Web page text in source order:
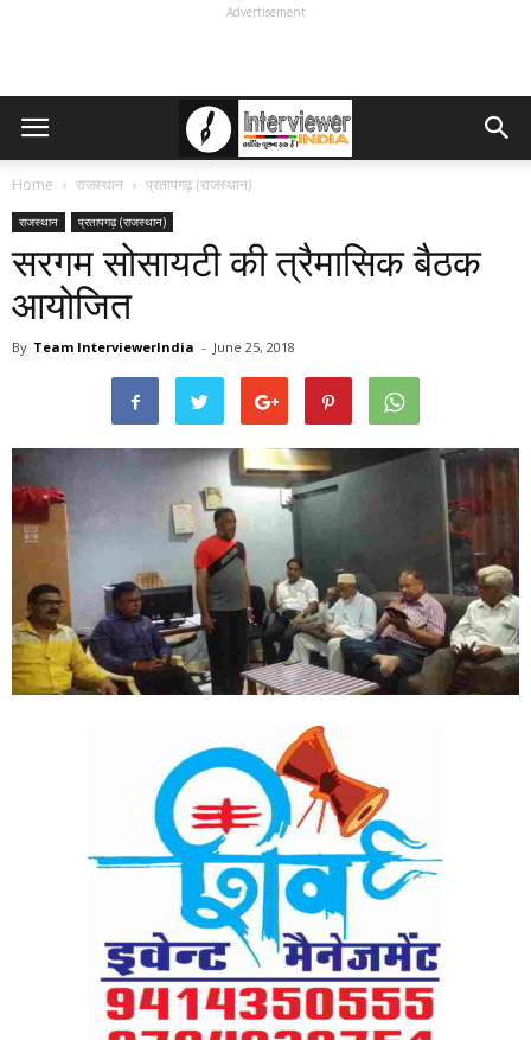
Advertisement
Home राजस्थान प्रतापगढ़ (राजस्थान)
राजस्थान प्रतापगढ़ (राजस्थान)
सरगम सोसायटी की त्रैमासिक बैठक
आयोजित
By Team InterviewerIndia - June 25, 2018